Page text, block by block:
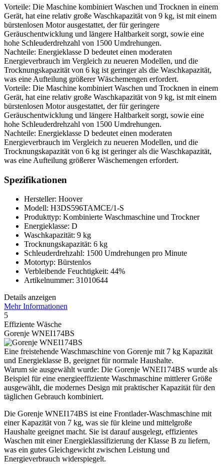
Vorteile: Die Maschine kombiniert Waschen und Trocknen in einem
Gerät, hat eine relativ große Waschkapazität von 9 kg, ist mit einem
bürstenlosen Motor ausgestattet, der für geringere
Geräuschentwicklung und längere Haltbarkeit sorgt, sowie eine
hohe Schleuderdrehzahl von 1500 Umdrehungen.
Nachteile: Energieklasse D bedeutet einen moderaten
Energieverbrauch im Vergleich zu neueren Modellen, und die
Trocknungskapazität von 6 kg ist geringer als die Waschkapazität,
was eine Aufteilung größerer Wäschemengen erfordert.
Vorteile: Die Maschine kombiniert Waschen und Trocknen in einem
Gerät, hat eine relativ große Waschkapazität von 9 kg, ist mit einem
bürstenlosen Motor ausgestattet, der für geringere
Geräuschentwicklung und längere Haltbarkeit sorgt, sowie eine
hohe Schleuderdrehzahl von 1500 Umdrehungen.
Nachteile: Energieklasse D bedeutet einen moderaten
Energieverbrauch im Vergleich zu neueren Modellen, und die
Trocknungskapazität von 6 kg ist geringer als die Waschkapazität,
was eine Aufteilung größerer Wäschemengen erfordert.
Spezifikationen
Hersteller: Hoover
Modell: H3DS596TAMCE/1-S
Produkttyp: Kombinierte Waschmaschine und Trockner
Energieklasse: D
Waschkapazität: 9 kg
Trocknungskapazität: 6 kg
Schleuderdrehzahl: 1500 Umdrehungen pro Minute
Motortyp: Bürstenlos
Verbleibende Feuchtigkeit: 44%
Artikelnummer: 31010644
Details anzeigen
Mehr Informationen
5
Effiziente Wäsche
Gorenje WNEI174BS
Eine freistehende Waschmaschine von Gorenje mit 7 kg Kapazität
und Energieklasse B, geeignet für normale Haushalte.
Warum sie ausgewählt wurde: Die Gorenje WNEI174BS wurde als
Beispiel für eine energieeffiziente Waschmaschine mittlerer Größe
ausgewählt, die modernes Design mit praktischer Kapazität für den
täglichen Gebrauch kombiniert.
Die Gorenje WNEI174BS ist eine Frontlader-Waschmaschine mit
einer Kapazität von 7 kg, was sie für kleine und mittelgroße
Haushalte geeignet macht. Sie ist darauf ausgelegt, effizientes
Waschen mit einer Energieklassifizierung der Klasse B zu liefern,
was ein gutes Gleichgewicht zwischen Leistung und
Energieverbrauch widerspiegelt.